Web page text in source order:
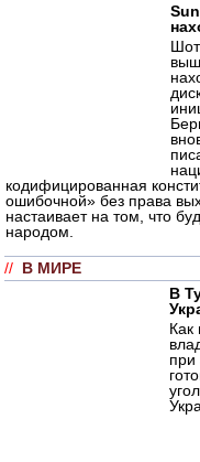
кодифицированная
ошибочной» без права
настаивает на том, что
народом.
// В МИРЕ
В
Как
при